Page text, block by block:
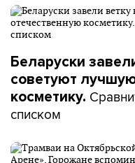
Беларуски
советуют
косметику.
списком